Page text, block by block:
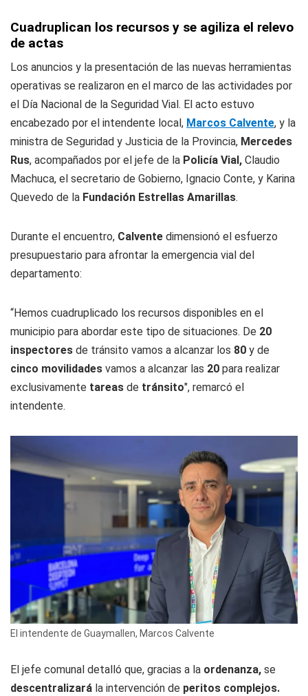
Cuadruplican los recursos y se agiliza el relevo
de actas
Los anuncios y la presentación de las nuevas herramientas
operativas se realizaron en el marco de las actividades por
el Día Nacional de la Seguridad Vial. El acto estuvo
encabezado por el intendente local, Marcos Calvente, y la
ministra de Seguridad y Justicia de la Provincia, Mercedes
Rus, acompañados por el jefe de la Policía Vial, Claudio
Machuca, el secretario de Gobierno, Ignacio Conte, y Karina
Quevedo de la Fundación Estrellas Amarillas.
Durante el encuentro, Calvente dimensionó el esfuerzo
presupuestario para afrontar la emergencia vial del
departamento:
“Hemos cuadruplicado los recursos disponibles en el
municipio para abordar este tipo de situaciones. De 20
inspectores de tránsito vamos a alcanzar los 80 y de
cinco movilidades vamos a alcanzar las 20 para realizar
exclusivamente tareas de tránsito", remarcó el
intendente.
El intendente de Guaymallen, Marcos Calvente
El jefe comunal detalló que, gracias a la ordenanza, se
descentralizará la intervención de peritos complejos.